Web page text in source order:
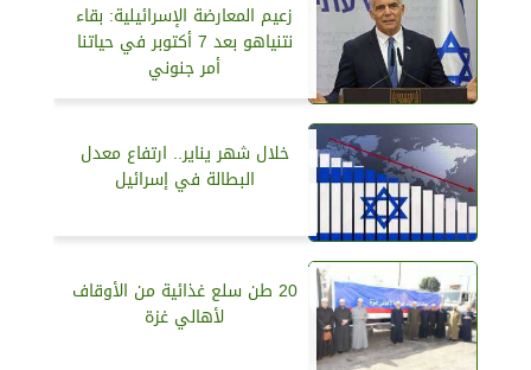
زعيم المعارضة الإسرائيلية: بقاء
نتنياهو بعد 7 أكتوبر في حياتنا
أمر جنوني
خلال شهر يناير.. ارتفاع معدل
البطالة في إسرائيل
20 طن سلع غذائية من الأوقاف
لأهالي غزة